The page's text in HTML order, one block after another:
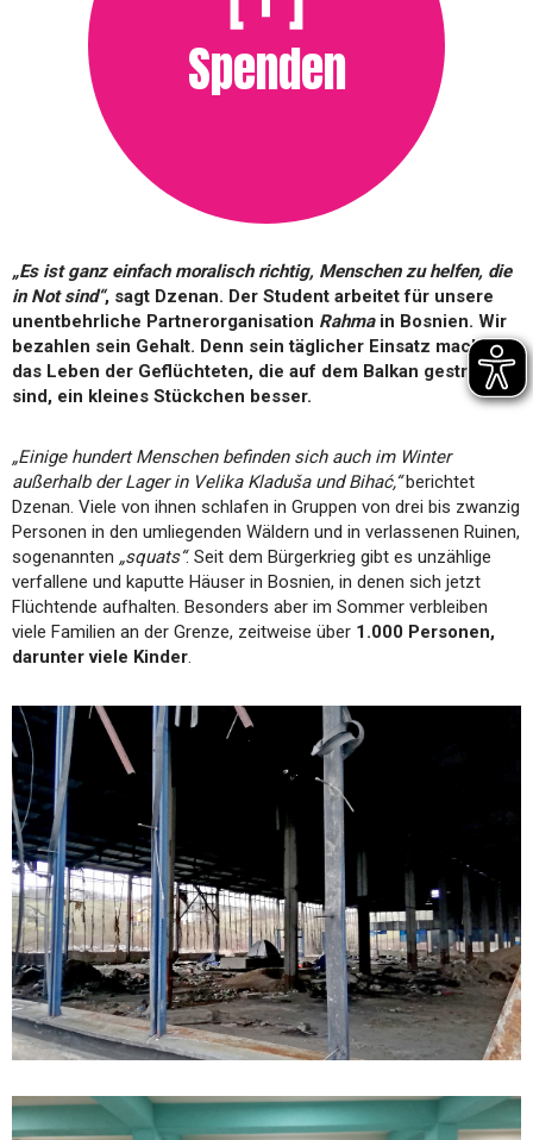
Spenden
„Es ist ganz einfach moralisch richtig, Menschen zu helfen, die
in Not sind“, sagt Dzenan. Der Student arbeitet für unsere
unentbehrliche Partnerorganisation Rahmain Bosnien. Wir
bezahlen sein Gehalt. Denn sein täglicher Einsatz macht
das Leben der Geflüchteten, die auf dem Balkan gestrandet
sind, ein kleines Stückchen besser.
„Einige hundert Menschen befinden sich auch im Winter
außerhalb der Lager in Velika Kladuša und Bihać,“berichtet
Dzenan. Viele von ihnen schlafen in Gruppen von drei bis zwanzig
Personen in den umliegenden Wäldern und in verlassenen Ruinen,
sogenannten „squats“. Seit dem Bürgerkrieg gibt es unzählige
verfallene und kaputte Häuser in Bosnien, in denen sich jetzt
Flüchtende aufhalten. Besonders aber im Sommer verbleiben
viele Familien an der Grenze, zeitweise über 1.000 Personen,
darunter viele Kinder.